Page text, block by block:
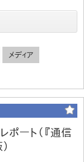
メディア
ポート（『通信